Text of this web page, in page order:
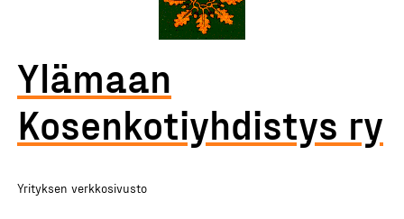
Ylämaan
Kosenkotiyhdistys ry
Yrityksen verkkosivusto